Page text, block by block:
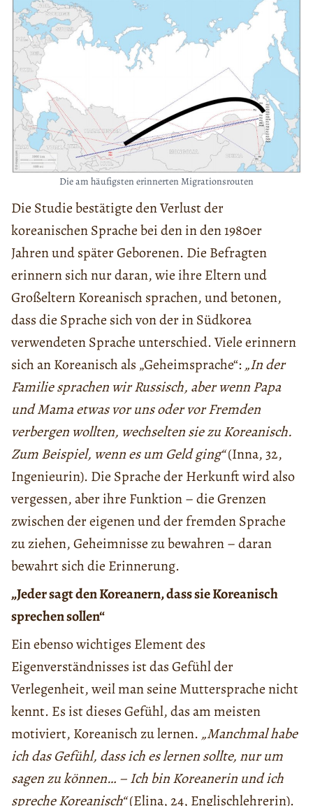
Die am häufigsten erinnerten Migrationsrouten
Die Studie bestätigte den Verlust der
koreanischen Sprache bei den in den 1980er
Jahren und später Geborenen. Die Befragten
erinnern sich nur daran, wie ihre Eltern und
Großeltern Koreanisch sprachen, und betonen,
dass die Sprache sich von der in Südkorea
verwendeten Sprache unterschied. Viele erinnern
sich an Koreanisch als „Geheimsprache“: „In der
Familie sprachen wir Russisch, aber wenn Papa
und Mama etwas vor uns oder vor Fremden
verbergen wollten, wechselten sie zu Koreanisch.
Zum Beispiel, wenn es um Geld ging“(Inna, 32,
Ingenieurin). Die Sprache der Herkunft wird also
vergessen, aber ihre Funktion – die Grenzen
zwischen der eigenen und der fremden Sprache
zu ziehen, Geheimnisse zu bewahren – daran
bewahrt sich die Erinnerung.
„Jeder sagt den Koreanern, dass sie Koreanisch
sprechen sollen“
Ein ebenso wichtiges Element des
Eigenverständnisses ist das Gefühl der
Verlegenheit, weil man seine Muttersprache nicht
kennt. Es ist dieses Gefühl, das am meisten
motiviert, Koreanisch zu lernen. „Manchmal habe
ich das Gefühl, dass ich es lernen sollte, nur um
sagen zu können… – Ich bin Koreanerin und ich
spreche Koreanisch“(Elina, 24, Englischlehrerin).